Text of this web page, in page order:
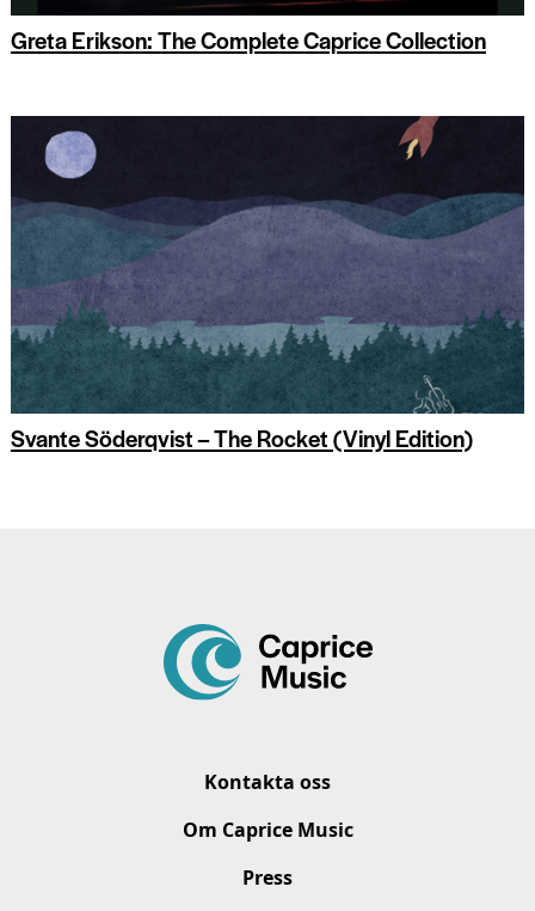
Greta Erikson: The Complete Caprice Collection
Svante Söderqvist – The Rocket (Vinyl Edition)
Kontakta oss
Om Caprice Music
Press